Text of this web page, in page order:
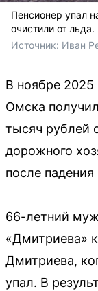
Пенсионер упал
очистили от льда.
Источник: Иван
В ноябре 2025
Омска
тысяч рублей
дорожного
после
66-летний
«Дмитриева»
Дмитриева,
упал. В